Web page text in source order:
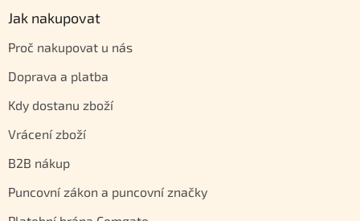
Jak nakupovat
Proč nakupovat u nás
Doprava a platba
Kdy dostanu zboží
Vrácení zboží
B2B nákup
Puncovní zákon a puncovní značky